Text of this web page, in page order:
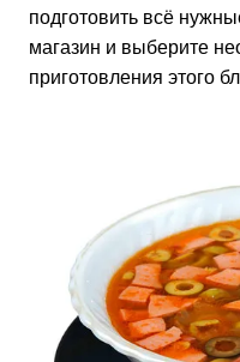
подготовить всё
магазин и выберите
приготовления этого